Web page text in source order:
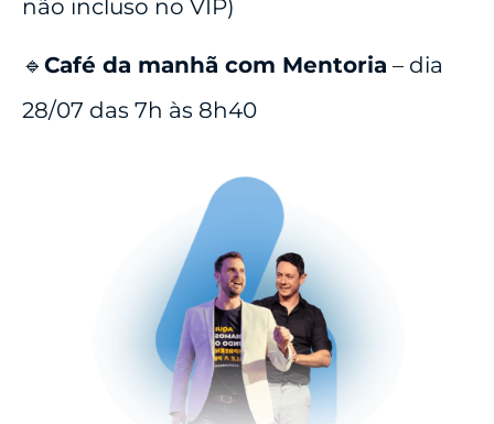
não incluso no VIP)
🔹 Café da manhã com Mentoria – dia
28/07 das 7h às 8h40